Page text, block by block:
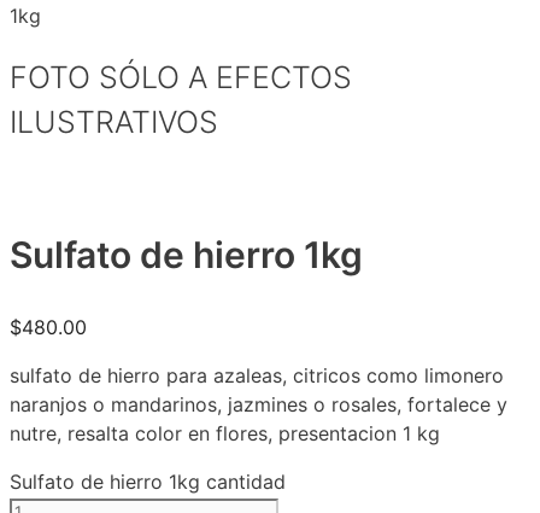
1kg
FOTO SÓLO A EFECTOS
ILUSTRATIVOS
Sulfato de hierro 1kg
$480.00
sulfato de hierro para azaleas, citricos como limonero
naranjos o mandarinos, jazmines o rosales, fortalece y
nutre, resalta color en flores, presentacion 1 kg
Sulfato de hierro 1kg cantidad